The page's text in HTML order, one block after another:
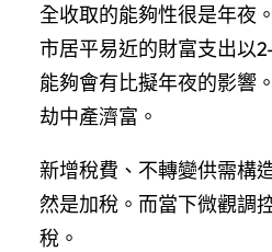
全收取的能夠性很是年夜
市居平易近的財富支出以
能夠會有比擬年夜的影響
劫中產濟富。
新增稅費、不轉變供需構
然是加稅。而當下微觀調
稅。